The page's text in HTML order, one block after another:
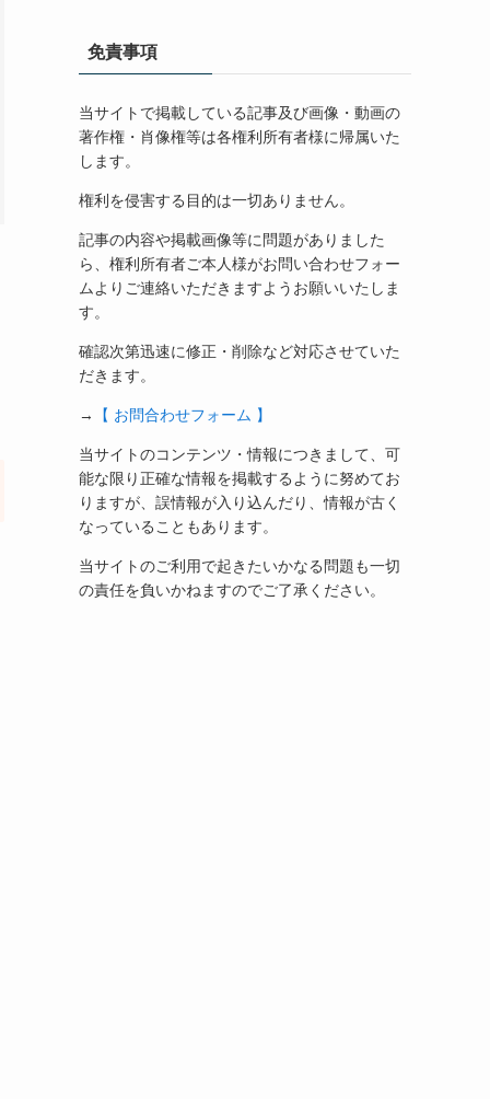
免責事項
当サイトで掲載している記事及び画像・動画の
著作権・肖像権等は各権利所有者様に帰属いた
します。
権利を侵害する目的は一切ありません。
記事の内容や掲載画像等に問題がありました
ら、権利所有者ご本人様がお問い合わせフォー
ムよりご連絡いただきますようお願いいたしま
す。
確認次第迅速に修正・削除など対応させていた
だきます。
→ 【 お問合わせフォーム 】
当サイトのコンテンツ・情報につきまして、可
能な限り正確な情報を掲載するように努めてお
りますが、誤情報が入り込んだり、情報が古く
なっていることもあります。
当サイトのご利用で起きたいかなる問題も一切
の責任を負いかねますのでご了承ください。